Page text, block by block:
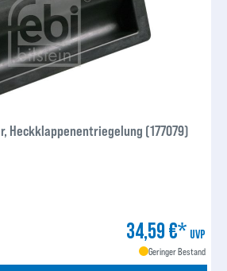
Heckklappenentriegelung (177079)
34,59 €* UVP
Geringer Bestand